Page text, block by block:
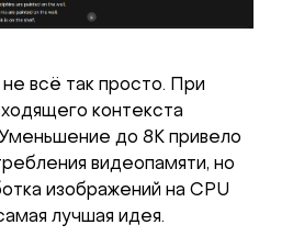
всё так просто. При
контекста
до 8K привело
видеопамяти, но
изображений на CPU
лучшая идея.